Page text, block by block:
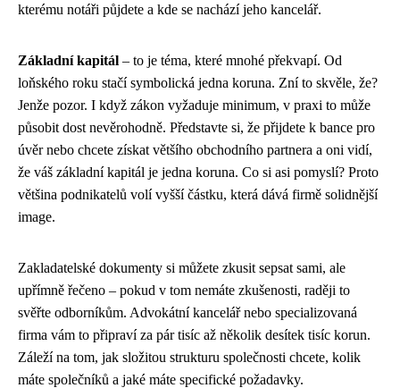
kterému notáři půjdete a kde se nachází jeho kancelář.
Základní kapitál – to je téma, které mnohé překvapí. Od
loňského roku stačí symbolická jedna koruna. Zní to skvěle, že?
Jenže pozor. I když zákon vyžaduje minimum, v praxi to může
působit dost nevěrohodně. Představte si, že přijdete k bance pro
úvěr nebo chcete získat většího obchodního partnera a oni vidí,
že váš základní kapitál je jedna koruna. Co si asi pomyslí? Proto
většina podnikatelů volí vyšší částku, která dává firmě solidnější
image.
Zakladatelské dokumenty si můžete zkusit sepsat sami, ale
upřímně řečeno – pokud v tom nemáte zkušenosti, raději to
svěřte odborníkům. Advokátní kancelář nebo specializovaná
firma vám to připraví za pár tisíc až několik desítek tisíc korun.
Záleží na tom, jak složitou strukturu společnosti chcete, kolik
máte společníků a jaké máte specifické požadavky.